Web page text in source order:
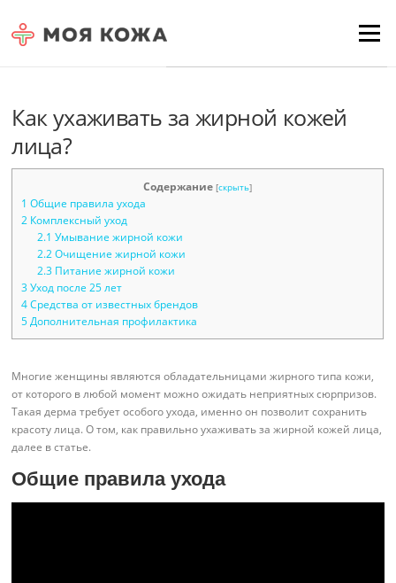
Menu
Как ухаживать за жирной кожей
лица?
Содержание [скрыть]
1 Общие правила ухода
2 Комплексный уход
2.1 Умывание жирной кожи
2.2Очищение жирной кожи
2.3Питание жирной кожи
3 Уход после 25 лет
4 Средства от известных брендов
5 Дополнительная профилактика
Многие женщины являются обладательницами жирного типа кожи,
от которого в любой момент можно ожидать неприятных сюрпризов.
Такая дерма требует особого ухода, именно он позволит сохранить
красоту лица. О том, как правильно ухаживать за жирной кожей лица,
далее в статье.
Общие правила ухода
Для любых предложений по